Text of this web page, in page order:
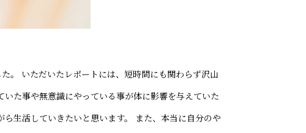
。 いただいたレポートには、短時間にも関わらず沢山
た事や無意識にやっている事が体に影響を与えていた
生活していきたいと思います。 また、本当に自分のや